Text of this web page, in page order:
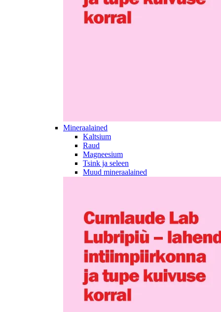
Mineraalained
Kaltsium
Raud
Magneesium
Tsink ja seleen
Muud mineraalained